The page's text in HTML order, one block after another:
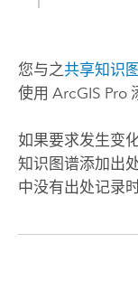
您与之共享知识
使用 ArcGIS Pro
如果要求发生变
知识图谱添加出
中没有出处记录